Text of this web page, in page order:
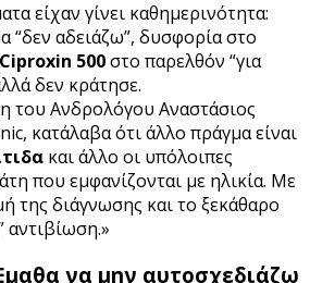
είχαν γίνει καθημερινότητα:
“δεν αδειάζω”, δυσφορία στο
Ciproxin 500στο παρελθόν “για
δεν κράτησε.
του Ανδρολόγου Αναστάσιος
κατάλαβα ότι άλλο πράγμα είναι
και άλλο οι υπόλοιπες
που εμφανίζονται με ηλικία. Με
της διάγνωσης και το ξεκάθαρο
αντιβίωση.»
να μην αυτοσχεδιάζω